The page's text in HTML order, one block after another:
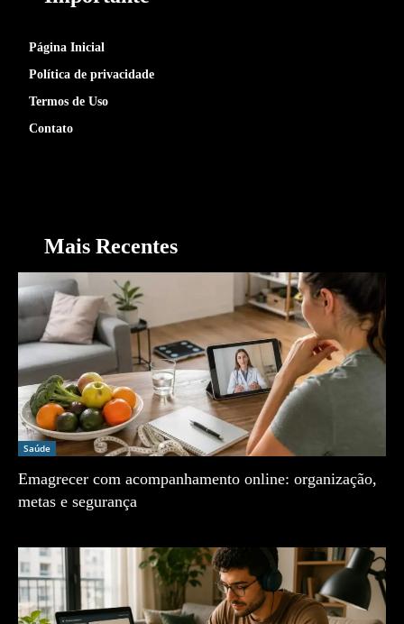
Página Inicial
Política de privacidade
Termos de Uso
Contato
Mais Recentes
Saúde
Emagrecer com acompanhamento online: organização,
metas e segurança